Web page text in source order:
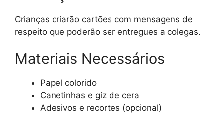
Crianças criarão cartões com mensagens de
respeito que poderão ser entregues a colegas.
Materiais Necessários
Papel colorido
Canetinhas e giz de cera
Adesivos e recortes (opcional)